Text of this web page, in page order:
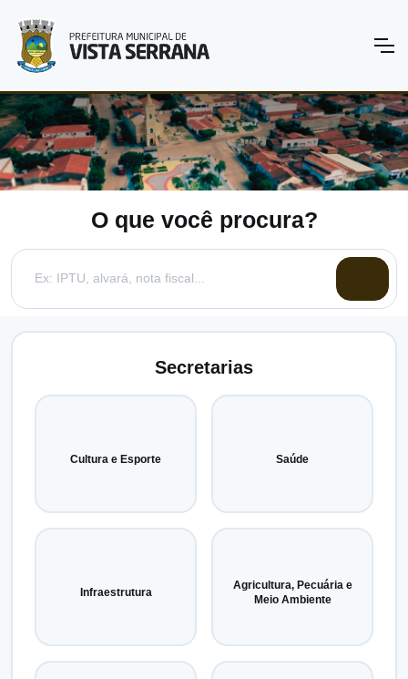
O que você procura?
Secretarias
Cultura e Esporte Saúde
Infraestrutura
Agricultura, Pecuária e
Meio Ambiente